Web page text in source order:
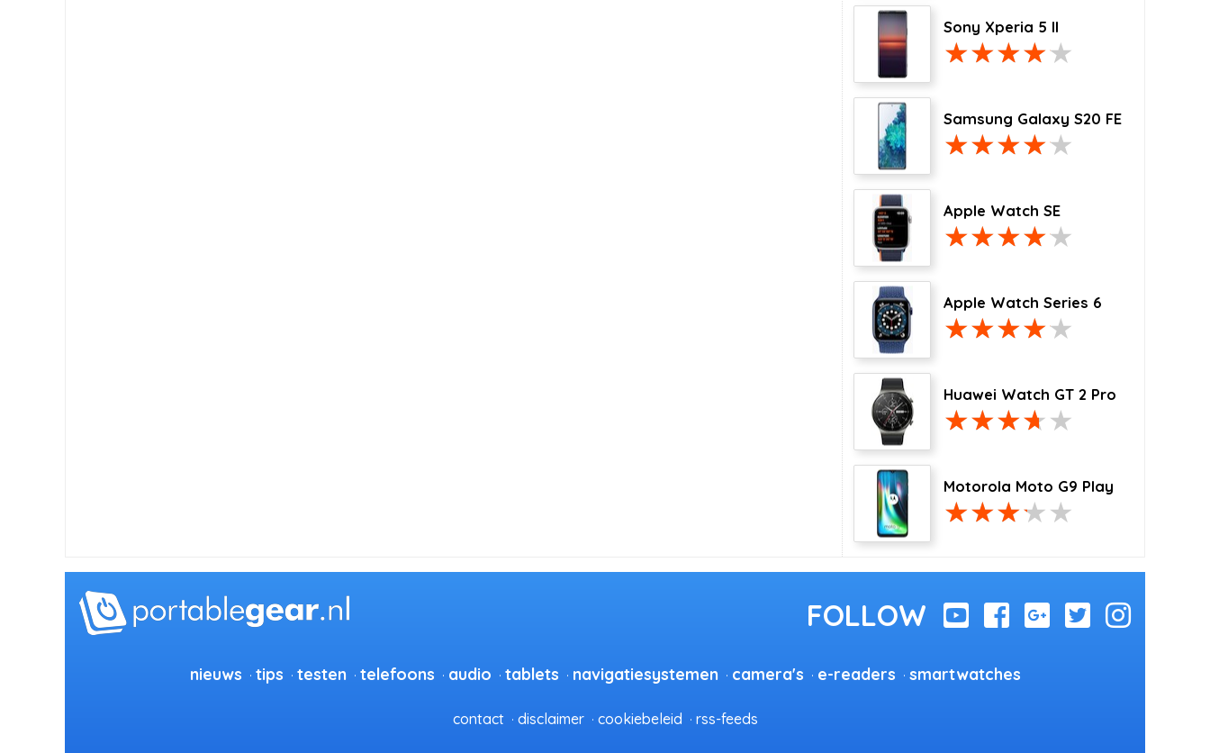
Sony Xperia 5 II
Samsung Galaxy S20 FE
Apple Watch SE
Apple Watch Series 6
Huawei Watch GT 2 Pro
Motorola Moto G9 Play
nieuws tips testen telefoons audio tablets navigatiesystemen camera's e-readers smartwatches
contact disclaimer cookiebeleid rss-feeds